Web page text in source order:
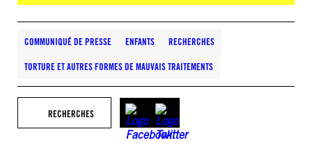
COMMUNIQUÉ DE PRESSE ENFANTS RECHERCHES
TORTURE ET AUTRES FORMES DE MAUVAIS TRAITEMENTS
RECHERCHES